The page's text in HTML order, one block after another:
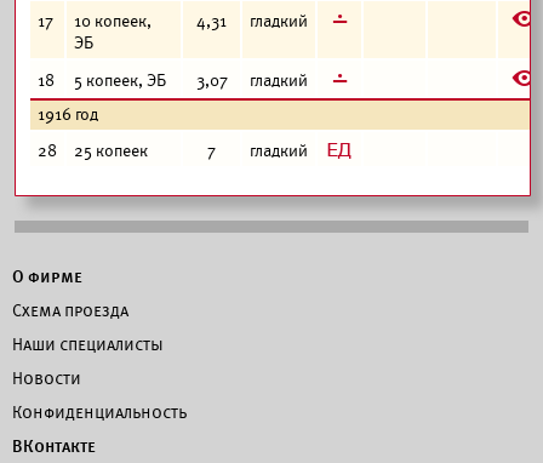
17
10 копеек,
ЭБ
4,31 гладкий г E
18 5 копеек, ЭБ 3,07 гладкий г E
1916 год
28
25 копеек 7 гладкий з
О фирме
Схема проезда
Наши специалисты
Новости
Конфиденциальность
ВКонтакте